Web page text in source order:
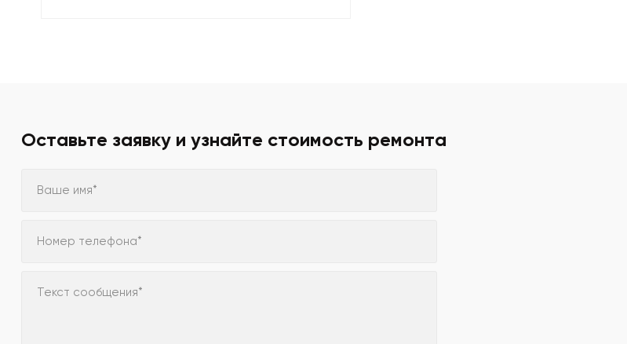
Оставьте заявку и узнайте стоимость ремонта
Ваше имя*
Номер телефона*
Текст сообщения*